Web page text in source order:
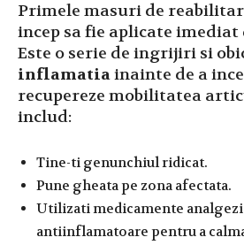
Primele masuri de
incep sa fie aplicate imediat
Este o serie de ingrijiri si
inflamatiainainte de a
recupereze mobilitatea
includ:
Tine-ti genunchiul ridicat.
Pune gheata pe zona afectata.
Utilizati medicamente
antiinflamatoare pentru a